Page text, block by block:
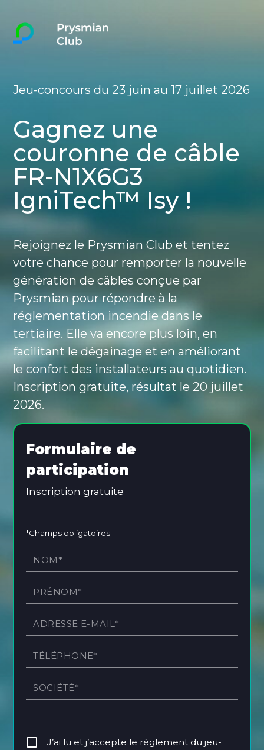
Jeu-concours du 23 juin au 17 juillet 2026
Gagnez une
couronne de câble
FR-N1X6G3
IgniTech™ Isy !
Rejoignez le Prysmian Club et tentez
votre chance pour remporter la nouvelle
génération de câbles conçue par
Prysmian pour répondre à la
réglementation incendie dans le
tertiaire. Elle va encore plus loin, en
facilitant le dégainage et en améliorant
le confort des installateurs au quotidien.
Inscription gratuite, résultat le 20 juillet
2026.
Formulaire de
participation
Inscription gratuite
*Champs obligatoires
J’ai lu et j’accepte le règlement du jeu-
Alternative: